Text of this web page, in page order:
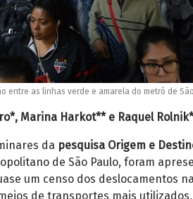
entre as linhas verde e amarela do metrô de
Marina Harkot** e Raquel
da pesquisa Origem e
de São Paulo, foram
um censo dos deslocamentos
de transportes mais